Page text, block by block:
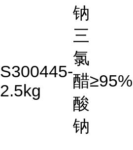
钠
S300445-
2.5kg
三
氯
醋
酸
钠
≥95%